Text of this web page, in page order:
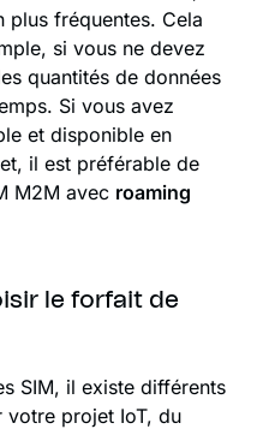
fréquentes. Cela
si vous ne devez
quantités de données
Si vous avez
et disponible en
il est préférable de
M2M avec roaming
le forfait de
SIM, il existe différents
votre projet IoT, du